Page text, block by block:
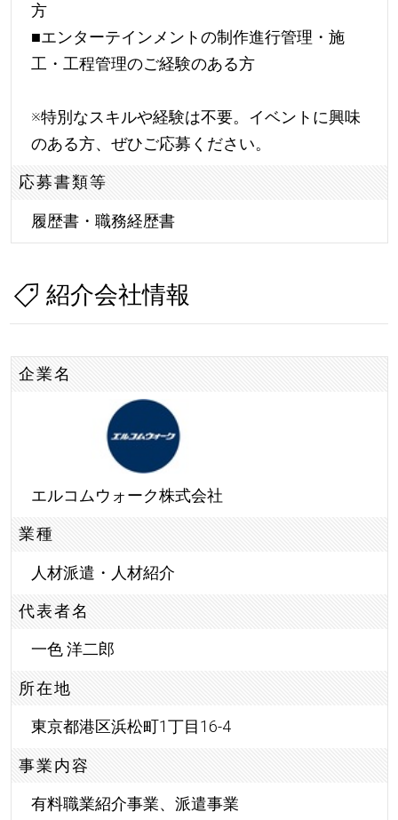
方
■エンターテインメントの制作進行管理・施
工・工程管理のご経験のある方
※特別なスキルや経験は不要。イベントに興味
のある方、ぜひご応募ください。
応募書類等
履歴書・職務経歴書
紹介会社情報
企業名
エルコムウォーク株式会社
業種
人材派遣・人材紹介
代表者名
一色 洋二郎
所在地
東京都港区浜松町1丁目16-4
事業内容
有料職業紹介事業、派遣事業